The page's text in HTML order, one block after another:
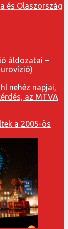
és Olaszország
áldozatai –
nehéz napjai,
az MTVA
a 2005-ös